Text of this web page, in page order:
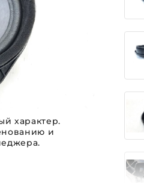
характер.
и